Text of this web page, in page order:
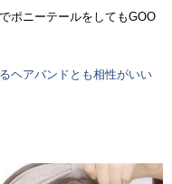
ポニーテールをしてもGOO
ヘアバンドとも相性がいい